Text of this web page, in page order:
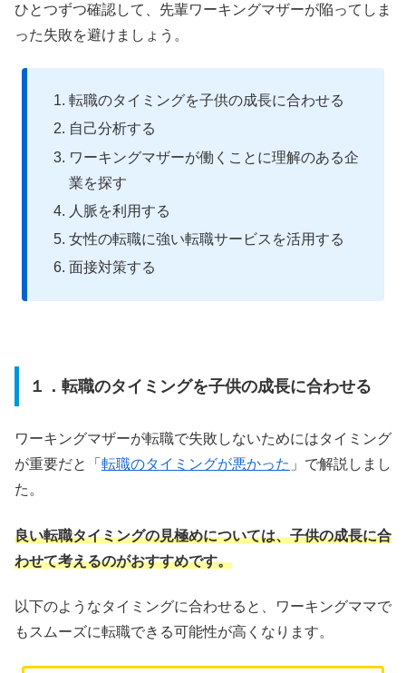
ひとつずつ確認して、先輩ワーキングマザーが陥ってしま
った失敗を避けましょう。
転職のタイミングを子供の成長に合わせる
自己分析する
ワーキングマザーが働くことに理解のある企
業を探す
人脈を利用する
女性の転職に強い転職サービスを活用する
面接対策する
１．転職のタイミングを子供の成長に合わせる
ワーキングマザーが転職で失敗しないためにはタイミング
が重要だと「 転職のタイミングが悪かった 」で解説しまし
た。
良い転職タイミングの見極めについては、子供の成長に合
わせて考えるのがおすすめです。
以下のようなタイミングに合わせると、ワーキングママで
もスムーズに転職できる可能性が高くなります。